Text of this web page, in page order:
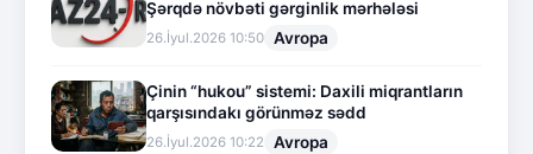
Şərqdə növbəti gərginlik mərhələsi
26.İyul.2026 10:50 Avropa
Çinin “hukou” sistemi: Daxili miqrantların
qarşısındakı görünməz sədd
26.İyul.2026 10:22 Avropa